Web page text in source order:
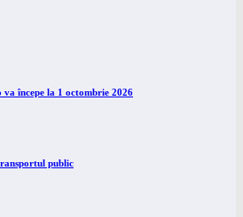
începe la 1 octombrie 2026
public